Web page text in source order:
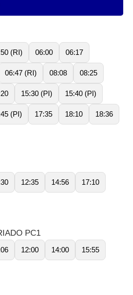
(RI) 06:00 06:17
06:47 (RI) 08:08 08:25
15:30 (PI) 15:40 (PI)
(PI) 17:35 18:10 18:36
12:35 14:56 17:10
PC1
12:00 14:00 15:55